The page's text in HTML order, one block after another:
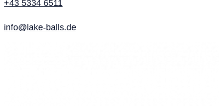
+43 5334 6511
info@lake-balls.de